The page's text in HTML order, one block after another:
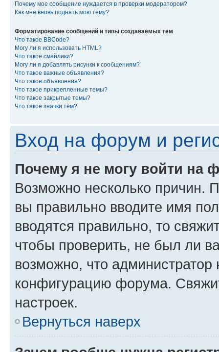
Почему мое сообщение нуждается в проверки модератором?
Как мне вновь поднять мою тему?
Форматирование сообщений и типы создаваемых тем
Что такое BBCode?
Могу ли я использовать HTML?
Что такое смайлики?
Могу ли я добавлять рисунки к сообщениям?
Что такое важные объявления?
Что такое объявления?
Что такое прикрепленные темы?
Что такое закрытые темы?
Что такое значки тем?
Вход на форум и
Почему я не могу войти на
Возможно несколько причин.
вы правильно вводите имя
вводятся правильно, то
чтобы проверить, не был ли
возможно, что администратор
конфигурацию форума.
настроек.
Вернуться наверх